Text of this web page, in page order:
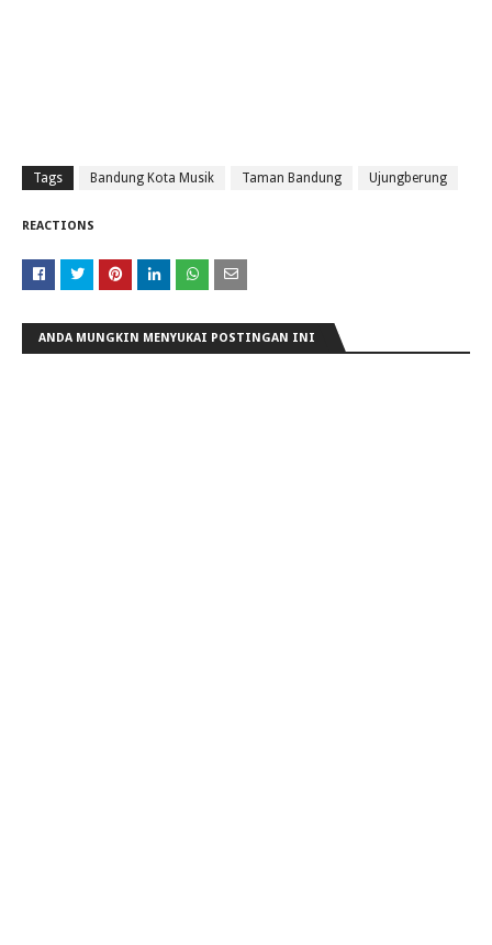
Tags Bandung Kota Musik Taman Bandung Ujungberung
REACTIONS
ANDA MUNGKIN MENYUKAI POSTINGAN INI